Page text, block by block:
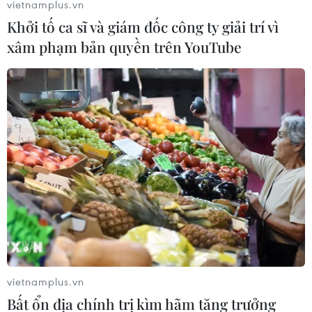
ma túy và gần 200 viên hồng phiến.
Phá chuyên án ma túy lớn nhất trên địa
bàn tỉnh Vĩnh Phúc
vietnamplus.vn
Khởi tố ca sĩ và giám đốc công ty giải trí vì
xâm phạm bản quyền trên YouTube
vietnamplus.vn
Bất ổn địa chính trị kìm hãm tăng trưởng